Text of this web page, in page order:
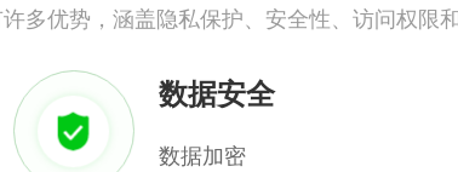
多优势，涵盖隐私保护、安全性、访问权限
数据安全
数据加密